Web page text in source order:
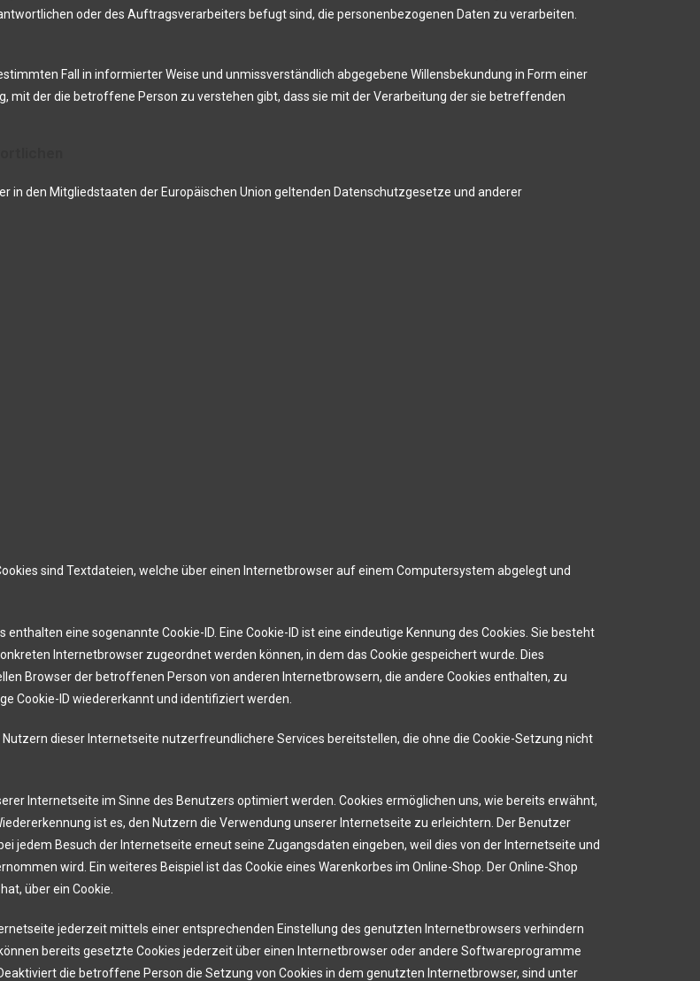
oder des Auftragsverarbeiters befugt sind, die personenbezogenen Daten zu verarbeiten.
Fall in informierter Weise und unmissverständlich abgegebene Willensbekundung in Form einer
mit der die betroffene Person zu verstehen gibt, dass sie mit der Verarbeitung der sie betreffenden
in den Mitgliedstaaten der Europäischen Union geltenden Datenschutzgesetze und anderer
sind Textdateien, welche über einen Internetbrowser auf einem Computersystem abgelegt und
eine sogenannte Cookie-ID. Eine Cookie-ID ist eine eindeutige Kennung des Cookies. Sie besteht
Internetbrowser zugeordnet werden können, in dem das Cookie gespeichert wurde. Dies
Browser der betroffenen Person von anderen Internetbrowsern, die andere Cookies enthalten, zu
Cookie-ID wiedererkannt und identifiziert werden.
dieser Internetseite nutzerfreundlichere Services bereitstellen, die ohne die Cookie-Setzung nicht
Internetseite im Sinne des Benutzers optimiert werden. Cookies ermöglichen uns, wie bereits erwähnt,
ist es, den Nutzern die Verwendung unserer Internetseite zu erleichtern. Der Benutzer
jedem Besuch der Internetseite erneut seine Zugangsdaten eingeben, weil dies von der Internetseite und
wird. Ein weiteres Beispiel ist das Cookie eines Warenkorbes im Online-Shop. Der Online-Shop
über ein Cookie.
jederzeit mittels einer entsprechenden Einstellung des genutzten Internetbrowsers verhindern
bereits gesetzte Cookies jederzeit über einen Internetbrowser oder andere Softwareprogramme
die betroffene Person die Setzung von Cookies in dem genutzten Internetbrowser, sind unter